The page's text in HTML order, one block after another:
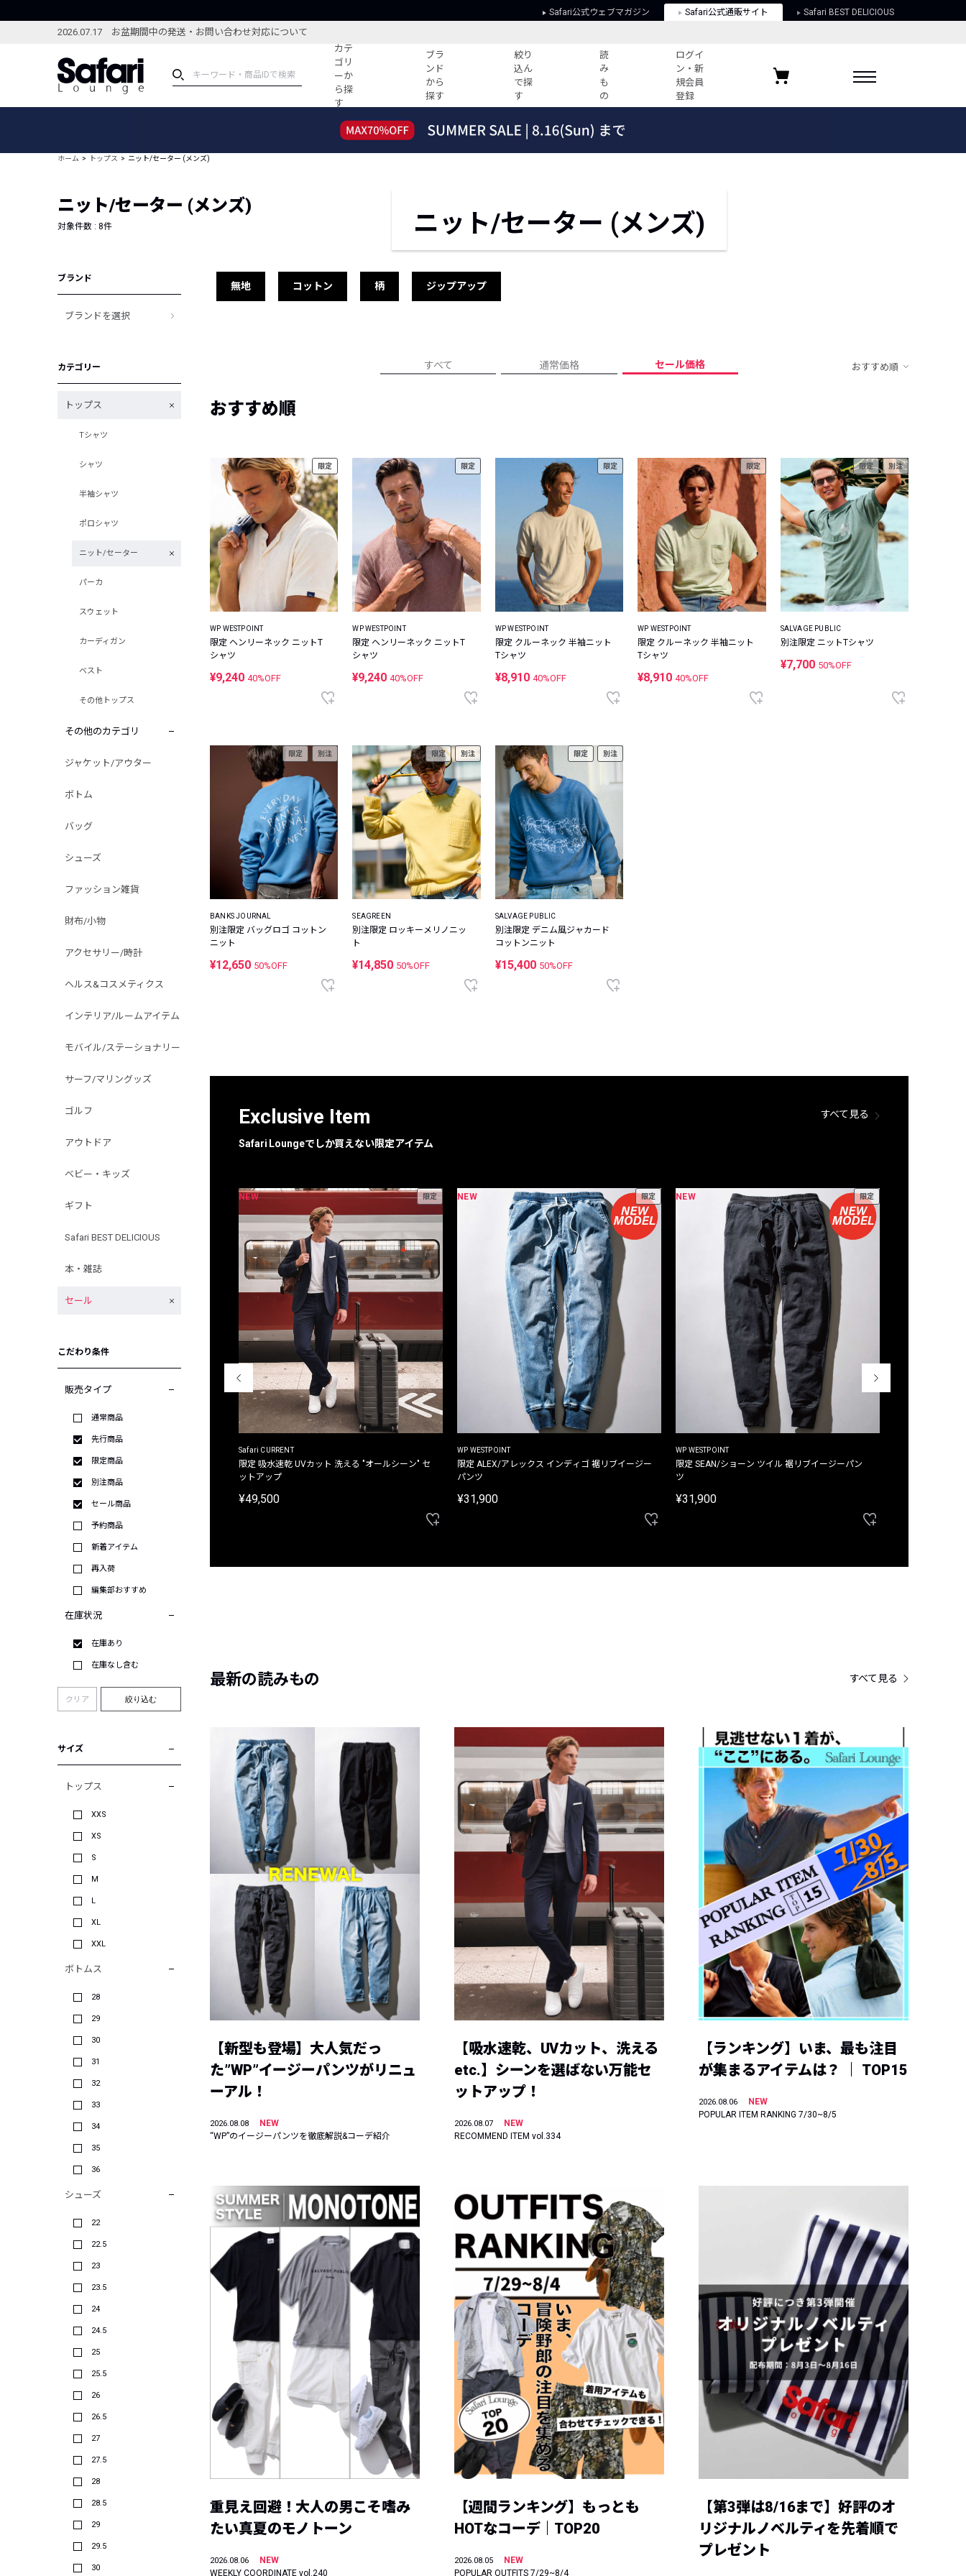
Safari公式ウェブマガジン Safari公式通販サイト Safari BEST DELICIOUS
2026.07.17 お盆期間中の発送・お問い合わせ対応について
カテ
ゴリ
ーか
ら探
す
ブラ
ンド
から
探す
絞り
込ん
で探
す
読
み
も
の
ログイ
ン・新
規会員
登録
ブランドから探す
新着アイテム
編集部のおすすめアイテム
セール
コーディネート
すべての記事
HOTなコーデ TOP20
新ブランドご紹介！
フォーカスブランド
会社概要
お気に入りブランド
ホーム トップス ニット/セーター (メンズ)
ニット/セーター (メンズ)
対象件数 : 8件
ブランド
ブランドを選択
カテゴリー
トップス
Tシャツ
シャツ
半袖シャツ
ポロシャツ
ニット/セーター
パーカ
スウェット
カーディガン
ベスト
その他トップス
その他のカテゴリ
ジャケット/アウター
ボトム
バッグ
シューズ
ファッション雑貨
財布/小物
アクセサリー/時計
ヘルス&コスメティクス
インテリア/ルームアイテム
モバイル/ステーショナリー
サーフ/マリングッズ
ゴルフ
アウトドア
ベビー・キッズ
ギフト
Safari BEST DELICIOUS
本・雑誌
セール
こだわり条件
販売タイプ
通常商品
先行商品
限定商品
別注商品
セール商品
予約商品
新着アイテム
再入荷
編集部おすすめ
在庫状況
在庫あり
在庫なし含む
クリア 絞り込む
サイズ
トップス
XXS
XS
S
M
L
XL
XXL
ボトムス
28
29
30
31
32
33
34
35
36
シューズ
22
22.5
23
23.5
24
24.5
25
25.5
26
26.5
27
27.5
28
28.5
29
29.5
30
ニット/セーター (メンズ)
無地 コットン 柄 ジップアップ
すべて 通常価格 セール価格 おすすめ順
おすすめ順
限定
WP WESTPOINT
限定 ヘンリーネック ニットT
シャツ
¥9,240 40%OFF
限定
WP WESTPOINT
限定 ヘンリーネック ニットT
シャツ
¥9,24040%OFF
限定
WP WESTPOINT
限定 クルーネック 半袖ニット
Tシャツ
¥8,910 40%OFF
限定
WP WESTPOINT
限定 クルーネック 半袖ニット
Tシャツ
¥8,91040%OFF
限定 別注
SALVAGE PUBLIC
別注限定 ニットTシャツ
¥7,700 50%OFF
限定 別注
BANKS JOURNAL
別注限定 バッグロゴ コットン
ニット
¥12,650 50%OFF
限定 別注
SEAGREEN
別注限定 ロッキーメリノニッ
ト
¥14,850 50%OFF
限定 別注
SALVAGE PUBLIC
別注限定 デニム風ジャカード
コットンニット
¥15,400 50%OFF
Exclusive Item
Safari Loungeでしか買えない限定アイテム
すべて見る
別注限定 フード付き チェックシャツジャケット
NEW 限定
Safari CURRENT
限定 吸水速乾 UVカット 洗える "オールシーン" セ
ットアップ
¥49,500
NEW 限定
WP WESTPOINT
限定 ALEX/アレックス インディゴ 裾リブイージー
パンツ
¥31,900
NEW 限定
WP WESTPOINT
限定 SEAN/ショーン ツイル 裾リブイージーパン
ツ
¥31,900
最新の読みもの すべて見る
【新型も登場】大人気だっ
た”WP”イージーパンツがリニュ
ーアル！
2026.08.08
NEW
“WP”のイージーパンツを徹底解説&コーデ紹介
【吸水速乾、UVカット、洗える
etc.】シーンを選ばない万能セ
ットアップ！
2026.08.07
NEW
RECOMMEND ITEM vol.334
【ランキング】いま、最も注目
が集まるアイテムは？ ｜ TOP15
2026.08.06
NEW
POPULAR ITEM RANKING 7/30~8/5
重見え回避！大人の男こそ嗜み
たい真夏のモノトーン
2026.08.06
NEW
WEEKLY COORDINATE vol.240
【週間ランキング】もっとも
HOTなコーデ｜TOP20
2026.08.05
NEW
POPULAR OUTFITS 7/29~8/4
【第3弾は8/16まで】好評のオ
リジナルノベルティを先着順で
プレゼント